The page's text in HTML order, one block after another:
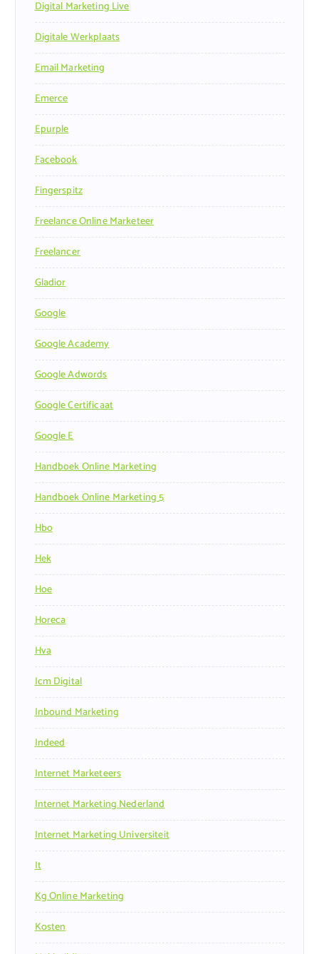
Digital Marketing Live
Digitale Werkplaats
Email Marketing
Emerce
Epurple
Facebook
Fingerspitz
Freelance Online Marketeer
Freelancer
Gladior
Google
Google Academy
Google Adwords
Google Certificaat
Google E
Handboek Online Marketing
Handboek Online Marketing 5
Hbo
Hek
Hoe
Horeca
Hva
Icm Digital
Inbound Marketing
Indeed
Internet Marketeers
Internet Marketing Nederland
Internet Marketing Universiteit
It
Kg Online Marketing
Kosten